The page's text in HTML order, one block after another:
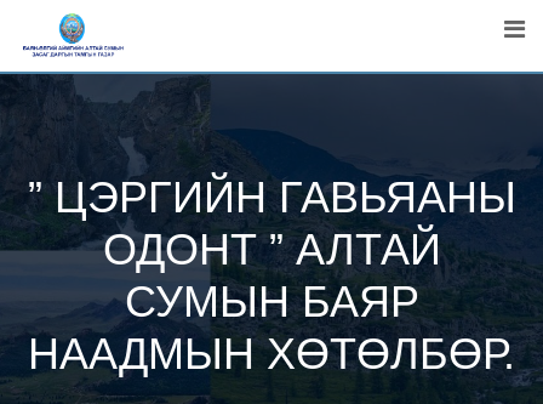
content
” ЦЭРГИЙН ГАВЬЯАНЫ
ОДОНТ ” АЛТАЙ
СУМЫН БАЯР
НААДМЫН ХӨТӨЛБӨР.